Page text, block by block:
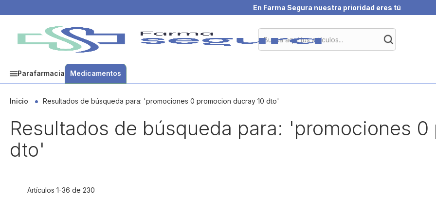
En Farma Segura nuestra prioridad eres tú
Parafarmacia Medicamentos
Inicio Resultados de búsqueda para: 'promociones 0 promocion ducray 10 dto'
Resultados de búsqueda para: 'promociones
dto'
Artículos1-36 de230